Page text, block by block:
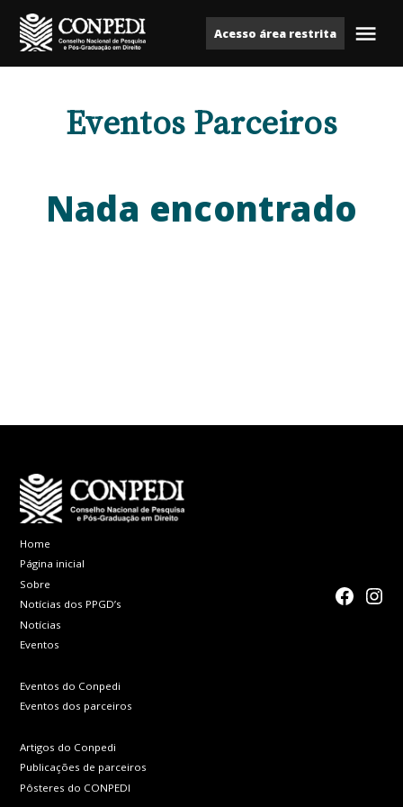
para
o
ConpediAcesso área restrita
Eventos Parceiros
Nada encontrado
Home
Página inicial
Sobre
Notícias dos PPGD’s
Notícias
Eventos
Eventos do Conpedi
Eventos dos parceiros
Artigos do Conpedi
Publicações de parceiros
Pôsteres do CONPEDI